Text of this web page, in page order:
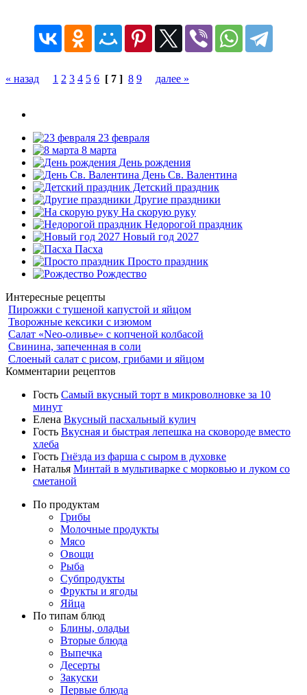
« назад 1 2 3 4 5 6 [ 7 ] 8 9 далее »
23 февраля
8 марта
День рождения
День Св. Валентина
Детский праздник
Другие праздники
На скорую руку
Недорогой праздник
Новый год 2027
Пасха
Просто праздник
Рождество
Интересные рецепты
Пирожки с тушеной капустой и яйцом
Творожные кексики с изюмом
Салат «Neo-оливье» с копченой колбасой
Свинина, запеченная в соли
Слоеный салат с рисом, грибами и яйцом
Комментарии рецептов
Гость Самый вкусный торт в микроволновке за 10
минут
Елена Вкусный пасхальный кулич
Гость Вкусная и быстрая лепешка на сковороде вместо
хлеба
Гость Гнёзда из фарша с сыром в духовке
Наталья Минтай в мультиварке с морковью и луком со
сметаной
По продуктам
Грибы
Молочные продукты
Мясо
Овощи
Рыба
Субпродукты
Фрукты и ягоды
Яйца
По типам блюд
Блины, оладьи
Вторые блюда
Выпечка
Десерты
Закуски
Первые блюда